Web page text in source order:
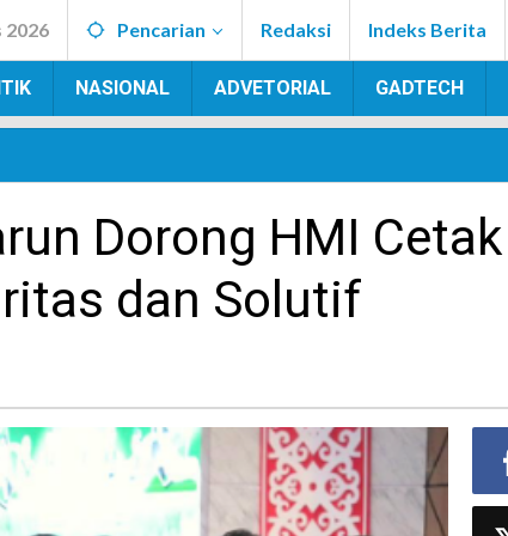
2026 Pencarian Redaksi Indeks Berita
NASIONAL ADVETORIAL GADTECH
Dorong HMI Cetak
dan Solutif